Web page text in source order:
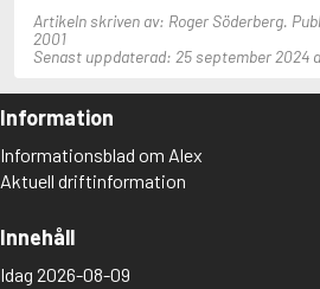
Artikeln skriven av: Roger Söderberg.
2001
Senast uppdaterad: 25 september 2024
Information
Informationsblad om Alex
Aktuell driftinformation
Innehåll
Idag 2026-08-09